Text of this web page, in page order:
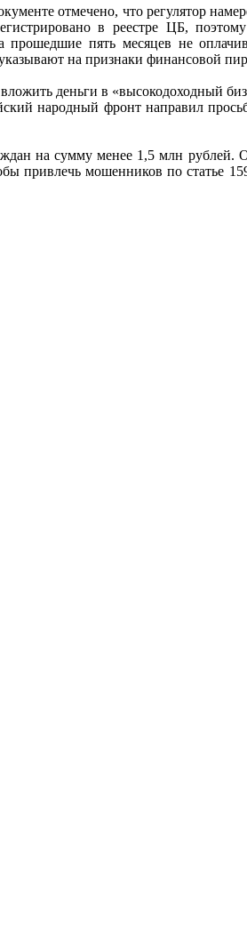
отмечено, что регулятор
в реестре ЦБ,
пять месяцев не
на признаки финансовой
деньги в «высокодоходный
народный фронт направил
на сумму менее 1,5 млн
мошенников по статье